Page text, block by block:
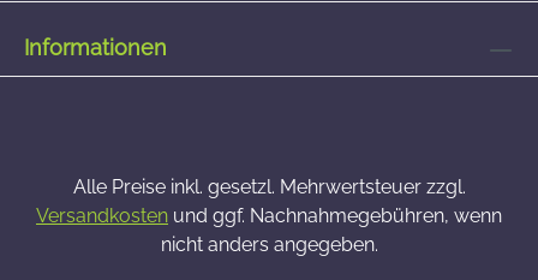
Informationen
Alle Preise inkl. gesetzl. Mehrwertsteuer zzgl.
Versandkosten und ggf. Nachnahmegebühren, wenn
nicht anders angegeben.